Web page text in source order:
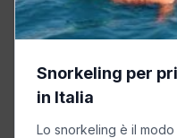
Snorkeling per
in Italia
Lo snorkeling è il